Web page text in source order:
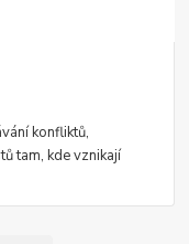
konfliktů,
tam, kde vznikají